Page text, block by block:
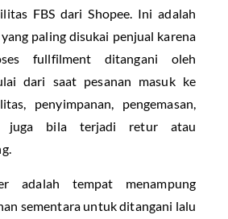
FBS dari Shopee. Ini adalah
paling disukai penjual karena
fullfilment ditangani oleh
dari saat pesanan masuk ke
penyimpanan, pengemasan,
juga bila terjadi retur atau
adalah tempat menampung
sementara untuk ditangani lalu